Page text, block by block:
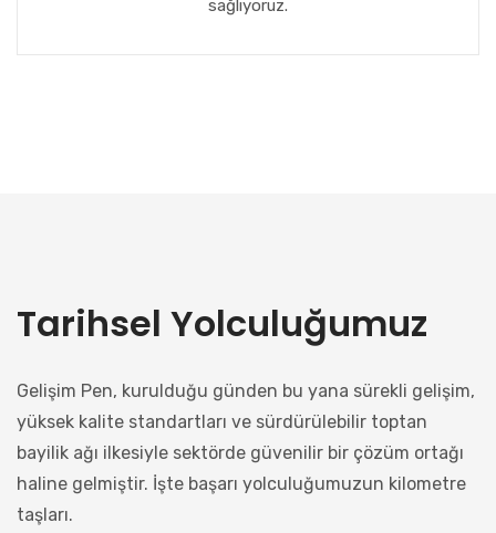
sağlıyoruz.
Tarihsel Yolculuğumuz
Gelişim Pen, kurulduğu günden bu yana sürekli gelişim,
yüksek kalite standartları ve sürdürülebilir toptan
bayilik ağı ilkesiyle sektörde güvenilir bir çözüm ortağı
haline gelmiştir. İşte başarı yolculuğumuzun kilometre
taşları.